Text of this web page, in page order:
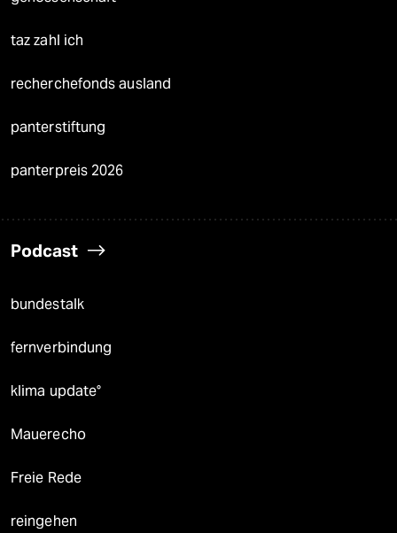
taz zahl ich
recherchefonds ausland
panterstiftung
panterpreis 2026
Podcast
bundestalk
fernverbindung
klima update°
Mauerecho
Freie Rede
reingehen